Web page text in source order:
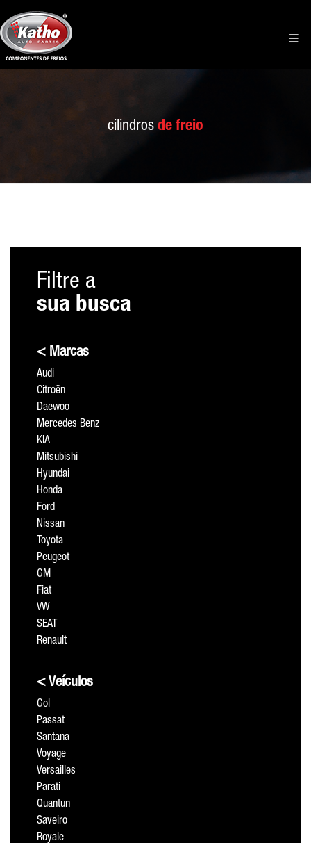
cilindros de freio
Filtre a
sua busca
< Marcas
Audi
Citroën
Daewoo
Mercedes Benz
KIA
Mitsubishi
Hyundai
Honda
Ford
Nissan
Toyota
Peugeot
GM
Fiat
VW
SEAT
Renault
< Veículos
Gol
Passat
Santana
Voyage
Versailles
Parati
Quantun
Saveiro
Royale